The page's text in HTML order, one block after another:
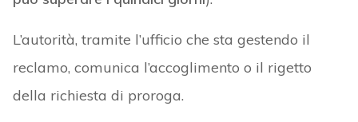
L’autorità, tramite l’ufficio che sta gestendo il
reclamo, comunica l’accoglimento o il rigetto
della richiesta di proroga.